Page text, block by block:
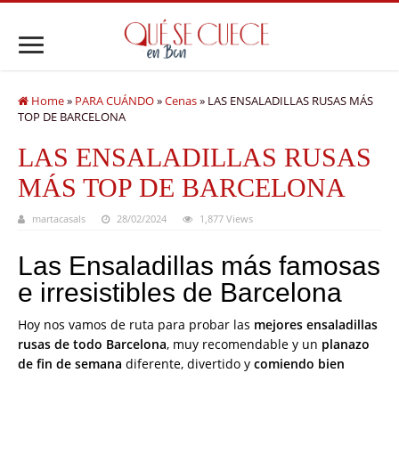
Home» PARA CUÁNDO»Cenas» LAS ENSALADILLAS RUSAS MÁS
TOP DE BARCELONA
LAS ENSALADILLAS RUSAS
MÁS TOP DE BARCELONA
martacasals 28/02/2024 1,877 Views
Las Ensaladillas más famosas
e irresistibles de Barcelona
Hoy nos vamos de ruta para probar las mejores ensaladillas
rusas de todo Barcelona, muy recomendable y un planazo
de fin de semana diferente, divertido y comiendo bien